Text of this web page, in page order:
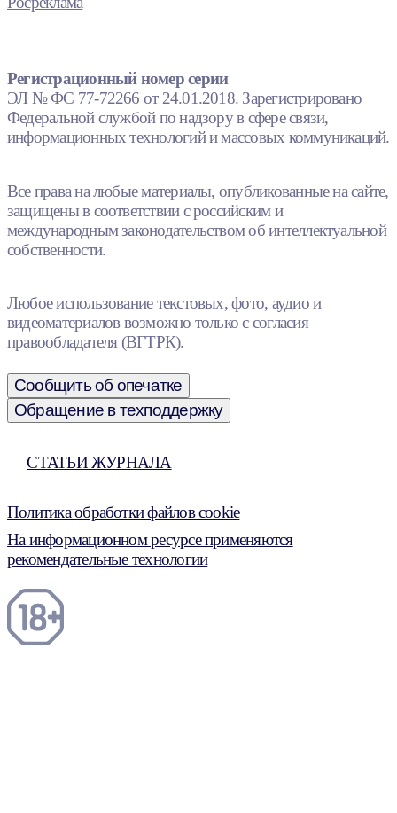
Регистрационный номер серии
ЭЛ № ФС 77-72266 от 24.01.2018. Зарегистрировано
Федеральной службой по надзору в сфере связи,
информационных технологий и массовых коммуникаций.
Все права на любые материалы, опубликованные на сайте,
защищены в соответствии с российским и
международным законодательством об интеллектуальной
собственности.
Любое использование текстовых, фото, аудио и
видеоматериалов возможно только с согласия
правообладателя (ВГТРК).
Сообщить об опечатке
Обращение в техподдержку
СТАТЬИ ЖУРНАЛА
Политика обработки файлов cookie
На информационном ресурсе применяются
рекомендательные технологии